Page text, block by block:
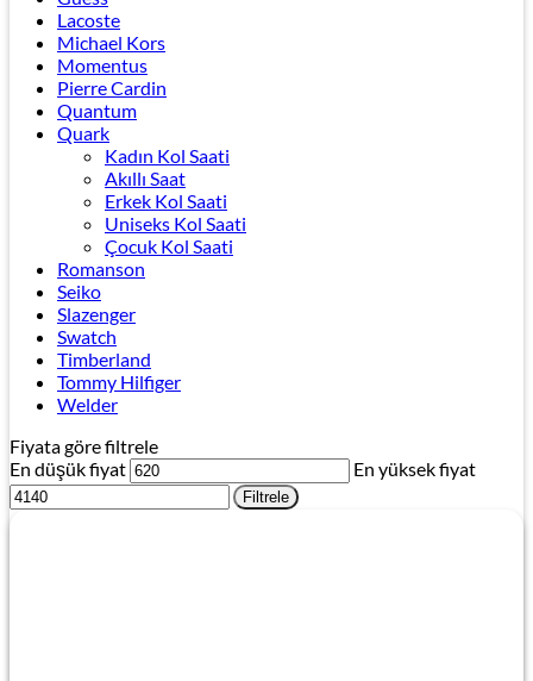
Lacoste
Michael Kors
Momentus
Pierre Cardin
Quantum
Quark
Kadın Kol Saati
Akıllı Saat
Erkek Kol Saati
Uniseks Kol Saati
Çocuk Kol Saati
Romanson
Seiko
Slazenger
Swatch
Timberland
Tommy Hilfiger
Welder
Fiyata göre filtrele
En düşük fiyat
En yüksek fiyat
Filtrele